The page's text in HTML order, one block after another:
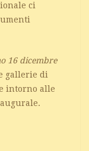
ci
16 dicembre
gallerie di
intorno alle